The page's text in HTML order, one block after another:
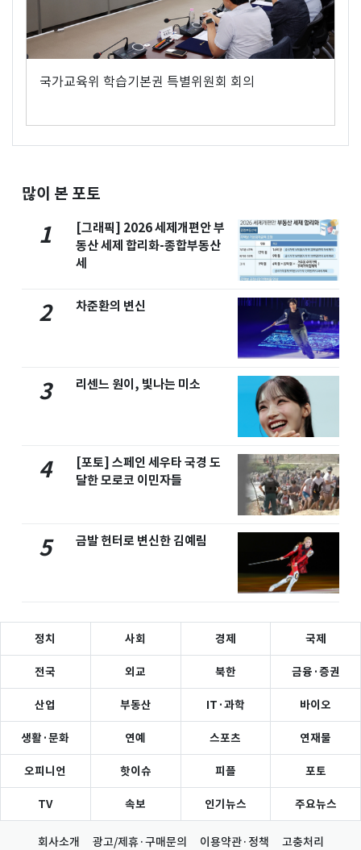
국가교육위 학습기본권 특별위원회 회의
많이 본 포토
1
[그래픽] 2026 세제개편안 부
동산 세제 합리화-종합부동산
세
2 차준환의 변신
3 리센느 원이, 빛나는 미소
4
[포토] 스페인 세우타 국경 도
달한 모로코 이민자들
5 금발 헌터로 변신한 김예림
정치 사회 경제 국제
전국 외교 북한 금융·증권
산업 부동산 IT·과학 바이오
생활·문화 연예 스포츠 연재물
오피니언 핫이슈 피플 포토
TV 속보 인기뉴스 주요뉴스
회사소개 광고/제휴·구매문의 이용약관·정책 고충처리